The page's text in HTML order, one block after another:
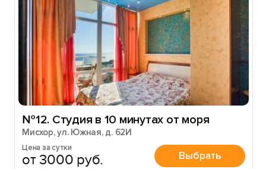
№12. Студия в 10 минутах от моря
Мисхор, ул. Южная, д. 62И
Цена за сутки
от 3000 руб. Выбрать
Вход на сайт
Войти или Зарегистрироваться